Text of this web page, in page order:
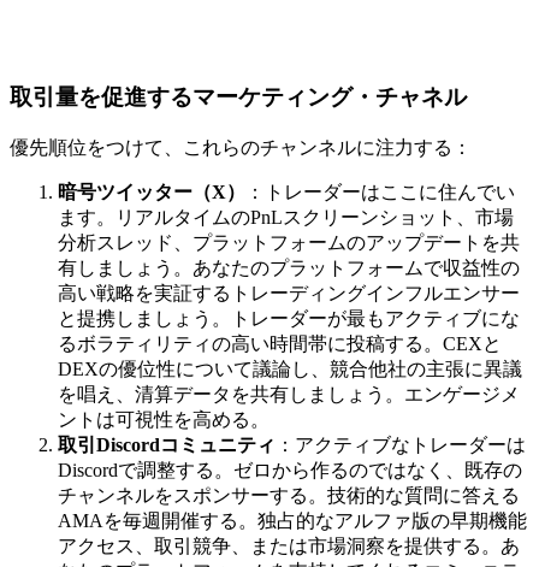
取引量を促進するマーケティング・チャネル
優先順位をつけて、これらのチャンネルに注力する：
暗号ツイッター（X）
：トレーダーはここに住んでい
ます。リアルタイムのPnLスクリーンショット、市場
分析スレッド、プラットフォームのアップデートを共
有しましょう。あなたのプラットフォームで収益性の
高い戦略を実証するトレーディングインフルエンサー
と提携しましょう。トレーダーが最もアクティブにな
るボラティリティの高い時間帯に投稿する。CEXと
DEXの優位性について議論し、競合他社の主張に異議
を唱え、清算データを共有しましょう。エンゲージメ
ントは可視性を高める。
取引Discordコミュニティ ：アクティブなトレーダーは
Discordで調整する。ゼロから作るのではなく、既存の
チャンネルをスポンサーする。技術的な質問に答える
AMAを毎週開催する。独占的なアルファ版の早期機能
アクセス、取引競争、または市場洞察を提供する。あ